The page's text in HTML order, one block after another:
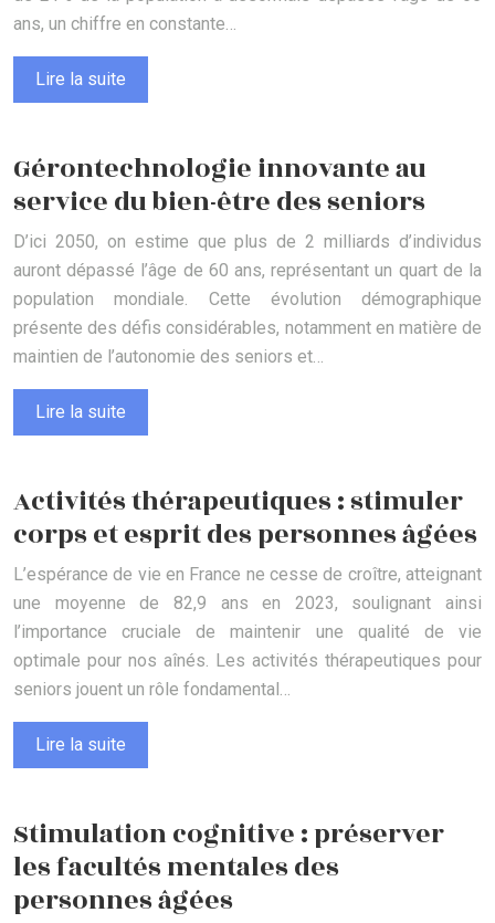
ans, un chiffre en constante…
Lire la suite
Gérontechnologie innovante au
service du bien-être des seniors
D’ici 2050, on estime que plus de 2 milliards d’individus
auront dépassé l’âge de 60 ans, représentant un quart de la
population mondiale. Cette évolution démographique
présente des défis considérables, notamment en matière de
maintien de l’autonomie des seniors et…
Lire la suite
Activités thérapeutiques : stimuler
corps et esprit des personnes âgées
L’espérance de vie en France ne cesse de croître, atteignant
une moyenne de 82,9 ans en 2023, soulignant ainsi
l’importance cruciale de maintenir une qualité de vie
optimale pour nos aînés. Les activités thérapeutiques pour
seniors jouent un rôle fondamental…
Lire la suite
Stimulation cognitive : préserver
les facultés mentales des
personnes âgées